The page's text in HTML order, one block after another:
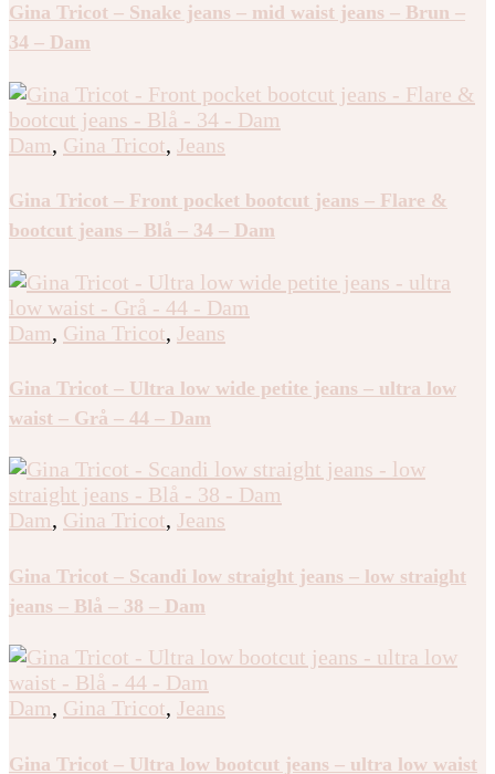
Gina Tricot – Snake jeans – mid waist jeans – Brun –
34 – Dam
Dam, Gina Tricot, Jeans
Gina Tricot – Front pocket bootcut jeans – Flare &
bootcut jeans – Blå – 34 – Dam
Dam, Gina Tricot, Jeans
Gina Tricot – Ultra low wide petite jeans – ultra low
waist – Grå – 44 – Dam
Dam, Gina Tricot, Jeans
Gina Tricot – Scandi low straight jeans – low straight
jeans – Blå – 38 – Dam
Dam, Gina Tricot, Jeans
Gina Tricot – Ultra low bootcut jeans – ultra low waist